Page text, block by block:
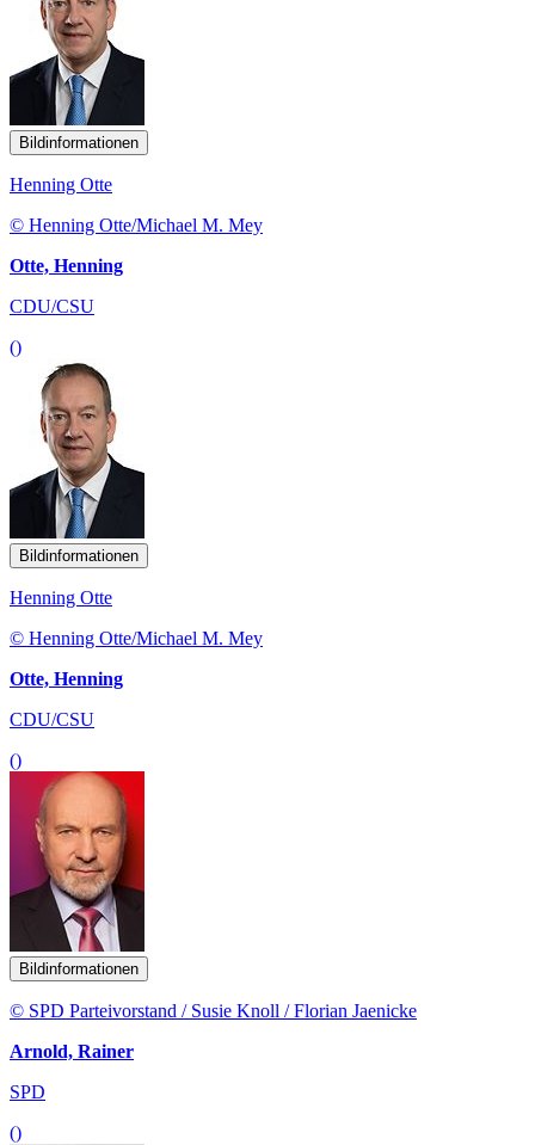
Bildinformationen
Henning Otte
© Henning Otte/Michael M. Mey
Otte, Henning
CDU/CSU
()
Bildinformationen
Henning Otte
© Henning Otte/Michael M. Mey
Otte, Henning
CDU/CSU
()
Bildinformationen
© SPD Parteivorstand / Susie Knoll / Florian Jaenicke
Arnold, Rainer
SPD
()